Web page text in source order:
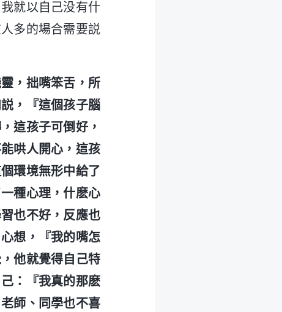
就以自己没有什
多的場合需要説
，拙嘴笨舌，所
，『這個孩子腦
這孩子可倒好，
哄人開心，這孩
環境無形中給了
種心理，什麽心
也不好，反應也
想，『我的嘴怎
他就覺得自己特
：『我真的那麽
師、同學也不喜